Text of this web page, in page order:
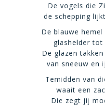
De vogels die
de schepping
De blauwe
glashelder
De glazen
van sneeuw en
Temidden van
waait een
Die zegt jij